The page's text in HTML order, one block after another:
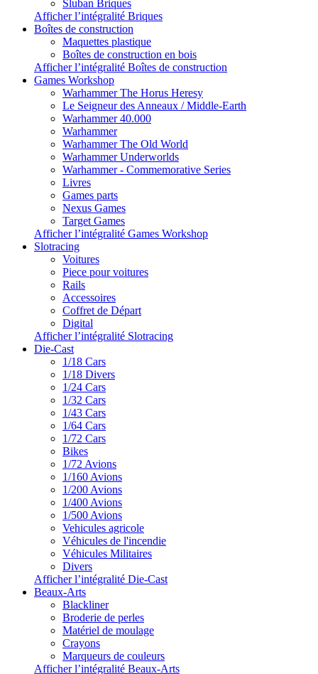
Sluban Briques
Afficher l’intégralité Briques
Boîtes de construction
Maquettes plastique
Boîtes de construction en bois
Afficher l’intégralité Boîtes de construction
Games Workshop
Warhammer The Horus Heresy
Le Seigneur des Anneaux / Middle-Earth
Warhammer 40.000
Warhammer
Warhammer The Old World
Warhammer Underworlds
Warhammer - Commemorative Series
Livres
Games parts
Nexus Games
Target Games
Afficher l’intégralité Games Workshop
Slotracing
Voitures
Piece pour voitures
Rails
Accessoires
Coffret de Départ
Digital
Afficher l’intégralité Slotracing
Die-Cast
1/18 Cars
1/18 Divers
1/24 Cars
1/32 Cars
1/43 Cars
1/64 Cars
1/72 Cars
Bikes
1/72 Avions
1/160 Avions
1/200 Avions
1/400 Avions
1/500 Avions
Vehicules agricole
Véhicules de l'incendie
Véhicules Militaires
Divers
Afficher l’intégralité Die-Cast
Beaux-Arts
Blackliner
Broderie de perles
Matériel de moulage
Crayons
Marqueurs de couleurs
Afficher l’intégralité Beaux-Arts